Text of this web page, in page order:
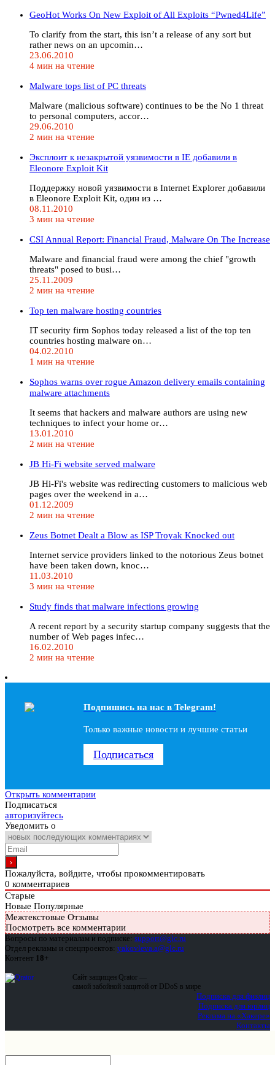
GeoHot Works On New Exploit of All Exploits “Pwned4Life”
To clarify from the start, this isn’t a release of any sort but
rather news on an upcomin…
23.06.2010
4 мин на чтение
Malware tops list of PC threats
Malware (malicious software) continues to be the No 1 threat
to personal computers, accor…
29.06.2010
2 мин на чтение
Эксплоит к незакрытой уязвимости в IE добавили в
Eleonore Exploit Kit
Поддержку новой уязвимости в Internet Explorer добавили
в Eleonore Exploit Kit, один из …
08.11.2010
3 мин на чтение
CSI Annual Report: Financial Fraud, Malware On The Increase
Malware and financial fraud were among the chief "growth
threats" posed to busi…
25.11.2009
2 мин на чтение
Top ten malware hosting countries
IT security firm Sophos today released a list of the top ten
countries hosting malware on…
04.02.2010
1 мин на чтение
Sophos warns over rogue Amazon delivery emails containing
malware attachments
It seems that hackers and malware authors are using new
techniques to infect your home or…
13.01.2010
2 мин на чтение
JB Hi-Fi website served malware
JB Hi-Fi's website was redirecting customers to malicious web
pages over the weekend in a…
01.12.2009
2 мин на чтение
Zeus Botnet Dealt a Blow as ISP Troyak Knocked out
Internet service providers linked to the notorious Zeus botnet
have been taken down, knoc…
11.03.2010
3 мин на чтение
Study finds that malware infections growing
A recent report by a security startup company suggests that the
number of Web pages infec…
16.02.2010
2 мин на чтение
Подпишись на наc в Telegram!
Только важные новости и лучшие статьи
Подписаться
Открыть комментарии
Подписаться
авторизуйтесь
Уведомить о
Пожалуйста, войдите, чтобы прокомментировать
0 комментариев
Старые
Новые Популярные
Межтекстовые Отзывы
Посмотреть все комментарии
Вопросы по материалам и подписке: support@glc.ru
Отдел рекламы и спецпроектов: yakovleva.a@glc.ru
Контент 18+
Сайт защищен Qrator —
самой забойной защитой от DDoS в мире
Подписка для физлиц
Подписка для юрлиц
Реклама на «Хакере»
Контакты